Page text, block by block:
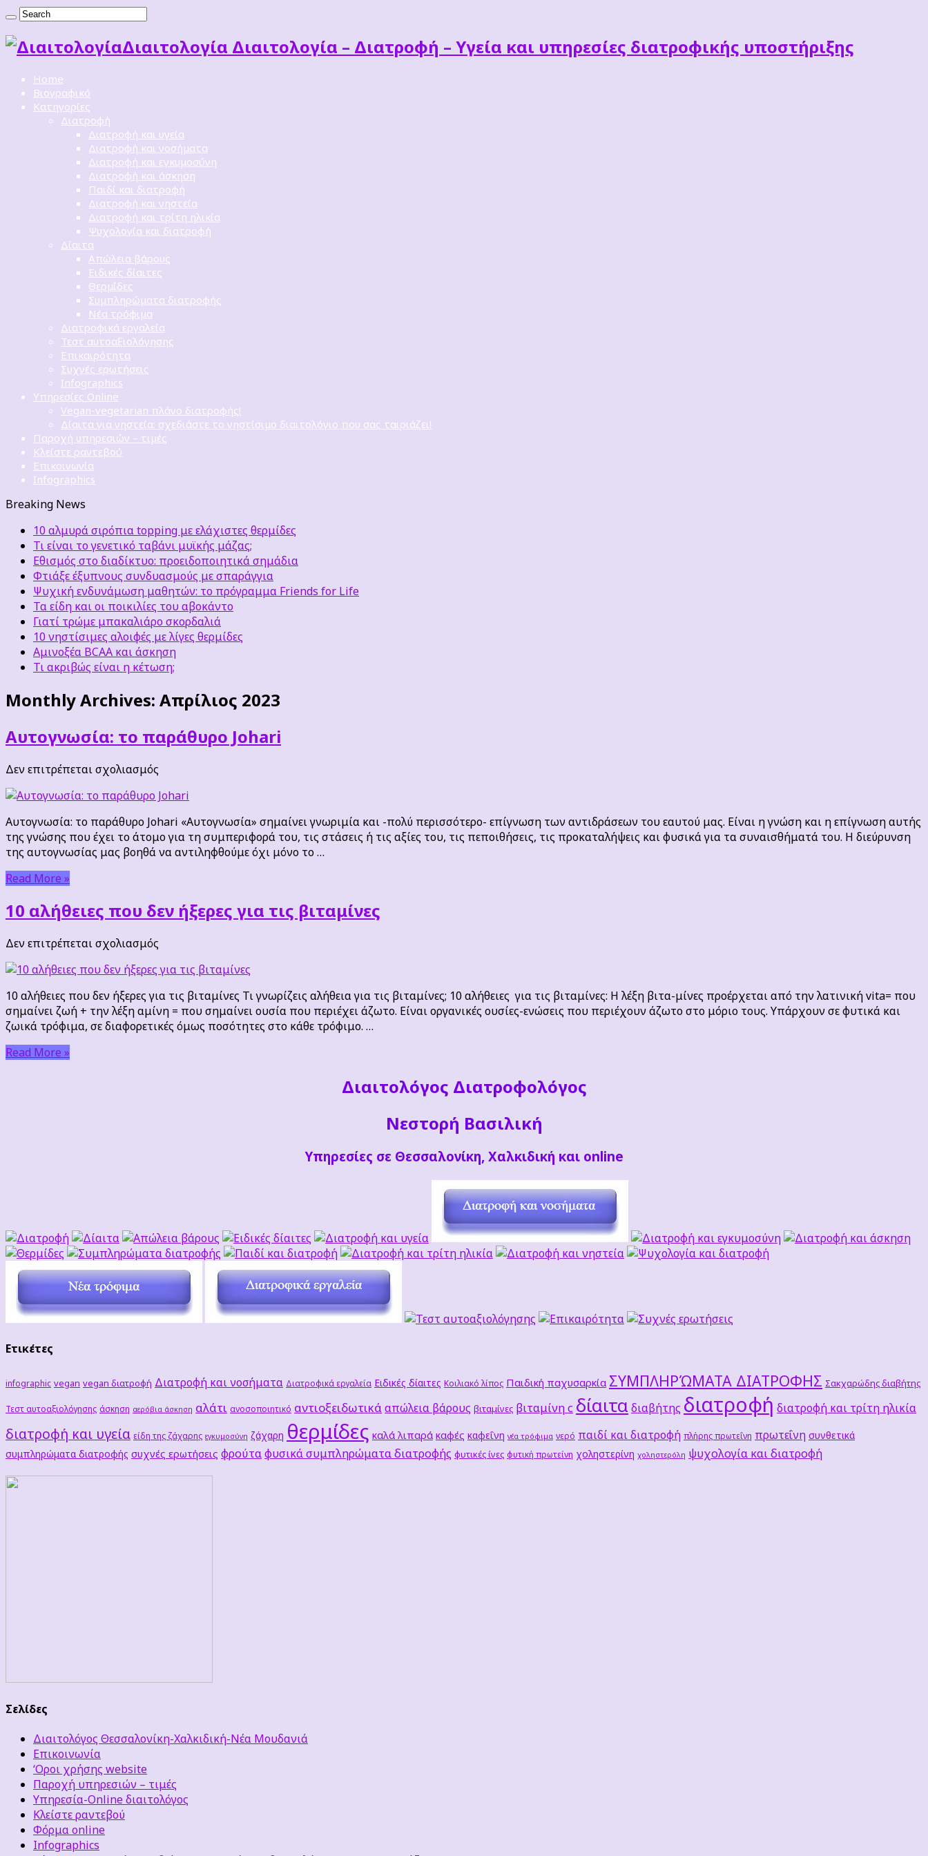
Διαιτoλογία Διαιτολογία – Διατροφή – Υγεία και υπηρεσίες διατροφικής υποστήριξης
Home
Βιογραφικό
Κατηγορίες
Διατροφή
Διατροφή και υγεία
Διατροφή και νοσήματα
Διατροφή και εγκυμοσύνη
Διατροφή και άσκηση
Παιδί και διατροφή
Διατροφή και νηστεία
Διατροφή και τρίτη ηλικία
Ψυχολογία και διατροφή
Δίαιτα
Απώλεια βάρους
Ειδικές δίαιτες
Θερμίδες
Συμπληρώματα διατροφής
Νέα τρόφιμα
Διατροφικά εργαλεία
Τεστ αυτοαξιολόγησης
Επικαιρότητα
Συχνές ερωτήσεις
Infographics
Υπηρεσίες Online
Vegan-vegetarian πλάνο διατροφής!
Δίαιτα για νηστεία: σχεδιάστε το νηστίσιμο διαιτολόγιο που σας ταιριάζει!
Παροχή υπηρεσιών – τιμές
Κλείστε ραντεβού
Επικοινωνία
Infographics
Breaking News
10 αλμυρά σιρόπια topping με ελάχιστες θερμίδες
Τι είναι το γενετικό ταβάνι μυϊκής μάζας;
Εθισμός στο διαδίκτυο: προειδοποιητικά σημάδια
Φτιάξε έξυπνους συνδυασμούς με σπαράγγια
Ψυχική ενδυνάμωση μαθητών: το πρόγραμμα Friends for Life
Τα είδη και οι ποικιλίες του αβοκάντο
Γιατί τρώμε μπακαλιάρο σκορδαλιά
10 νηστίσιμες αλοιφές με λίγες θερμίδες
Αμινοξέα BCAA και άσκηση
Τι ακριβώς είναι η κέτωση;
Monthly Archives: Απρίλιος 2023
Αυτογνωσία: το παράθυρο Johari
Δεν επιτρέπεται σχολιασμός
το
παράθυρο
Johari
Αυτογνωσία: το παράθυρο Johari «Αυτογνωσία» σημαίνει γνωριμία και -πολύ περισσότερο- επίγνωση των αντιδράσεων του εαυτού μας. Είναι η γνώση και η επίγνωση αυτής
της γνώσης που έχει το άτομο για τη συμπεριφορά του, τις στάσεις ή τις αξίες του, τις πεποιθήσεις, τις προκαταλήψεις και φυσικά για τα συναισθήματά του. Η διεύρυνση
της αυτογνωσίας μας βοηθά να αντιληφθούμε όχι μόνο το …
Read More »
10 αλήθειες που δεν ήξερες για τις βιταμίνες
Δεν επιτρέπεται σχολιασμός
αλήθειες
δεν
ήξερες
για
10 αλήθειες που δεν ήξερες για τις βιταμίνες Τι γνωρίζεις αλήθεια για τις βιταμίνες; 10 αλήθειες για τις βιταμίνες: Η λέξη βιτα-μίνες προέρχεται από την λατινική vita= που
σημαίνει ζωή + την λέξη αμίνη = που σημαίνει ουσία που περιέχει άζωτο. Είναι οργανικές ουσίες-ενώσεις που περιέχουν άζωτο στο μόριο τους. Υπάρχουν σε φυτικά και
ζωικά τρόφιμα, σε διαφορετικές όμως ποσότητες στο κάθε τρόφιμο. …
Read More »
Διαιτoλόγος Διατροφολόγος
Νεστορή Βασιλική
Υπηρεσίες σε Θεσσαλονίκη, Χαλκιδική και online
Ετικέτες
infographic vegan vegan διατροφή Διατροφή και νοσήματα Διατροφικά εργαλεία Ειδικές δίαιτες Κοιλιακό λίπος Παιδική παχυσαρκία ΣΥΜΠΛΗΡΏΜΑΤΑ ΔΙΑΤΡΟΦΗΣ Σακχαρώδης διαβήτης
Τεστ αυτοαξιολόγησης άσκηση αερόβια άσκηση αλάτι ανοσοποιητικό αντιοξειδωτικά απώλεια βάρους βιταμίνες βιταμίνη c δίαιτα διαβήτης διατροφή διατροφή και τρίτη ηλικία
διατροφή και υγεία είδη της ζάχαρης εγκυμοσύνη ζάχαρη θερμίδες καλά λιπαρά καφές καφεΐνη νέα τρόφιμα νερό παιδί και διατροφή πλήρης πρωτεΐνη πρωτεΐνη συνθετικά
συμπληρώματα διατροφής συχνές ερωτήσεις φρούταφυσικά συμπληρώματα διατροφής φυτικές ίνες φυτική πρωτείνη χοληστερίνη χοληστερόλη ψυχολογία και διατροφή
Σελίδες
Διαιτολόγος Θεσσαλονίκη-Χαλκιδική-Νέα Μουδανιά
Επικοινωνία
‘Οροι χρήσης website
Παροχή υπηρεσιών – τιμές
Υπηρεσία-Online διαιτολόγος
Κλείστε ραντεβού
Φόρμα online
Infographics